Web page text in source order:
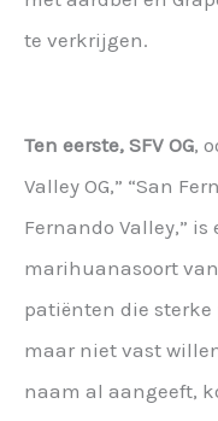
te verkrijgen.
Ten eerste, SFV OG,
Valley OG,” “San
Fernando Valley,” is
marihuanasoort
patiënten die
maar niet vast
naam al aangeeft,